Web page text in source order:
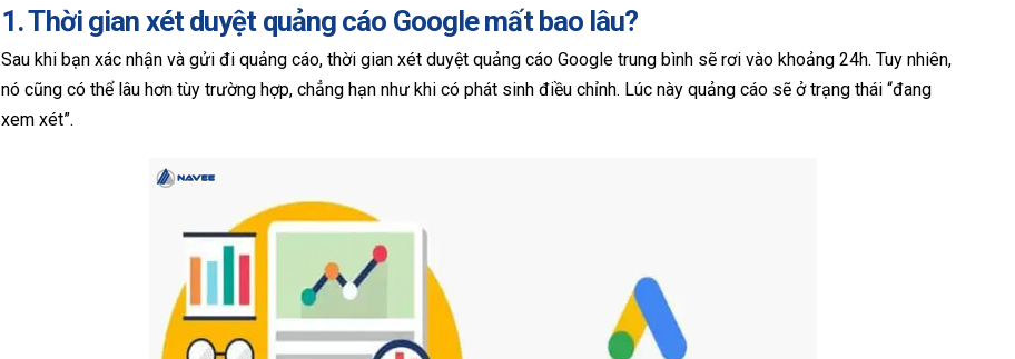
1. Thời gian xét duyệt quảng cáo Google mất bao lâu?
Sau khi bạn xác nhận và gửi đi quảng cáo, thời gian xét duyệt quảng cáo Google trung bình sẽ rơi vào khoảng 24h. Tuy nhiên,
nó cũng có thể lâu hơn tùy trường hợp, chẳng hạn như khi có phát sinh điều chỉnh. Lúc này quảng cáo sẽ ở trạng thái “đang
xem xét”.